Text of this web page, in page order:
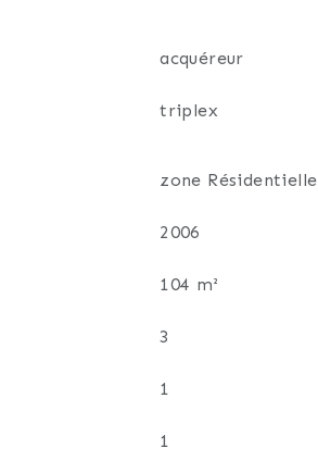
acquéreur
triplex
zone Résidentielle
2006
104 m²
3
1
1